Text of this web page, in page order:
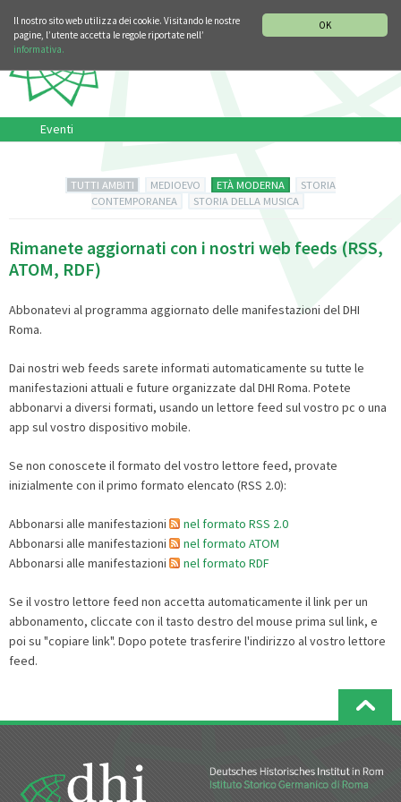
OK
Il nostro sito web utilizza dei cookie. Visitando le nostre
pagine, l’utente accetta le regole riportate nell’
informativa.
Eventi
TUTTI AMBITI MEDIOEVO ETÀ MODERNA
STORIA
CONTEMPORANEA
STORIA DELLA MUSICA
Rimanete aggiornati con i nostri web feeds (RSS,
ATOM, RDF)
Abbonatevi al programma aggiornato delle manifestazioni del DHI
Roma.
Dai nostri web feeds sarete informati automaticamente su tutte le
manifestazioni attuali e future organizzate dal DHI Roma. Potete
abbonarvi a diversi formati, usando un lettore feed sul vostro pc o una
app sul vostro dispositivo mobile.
Se non conoscete il formato del vostro lettore feed, provate
inizialmente con il primo formato elencato (RSS 2.0):
Abbonarsi alle manifestazioni
nel formato RSS 2.0
Abbonarsi alle manifestazioni
nel formato ATOM
Abbonarsi alle manifestazioni
nel formato RDF
Se il vostro lettore feed non accetta automaticamente il link per un
abbonamento, cliccate con il tasto destro del mouse prima sul link, e
poi su "copiare link". Dopo potete trasferire l'indirizzo al vostro lettore
feed.